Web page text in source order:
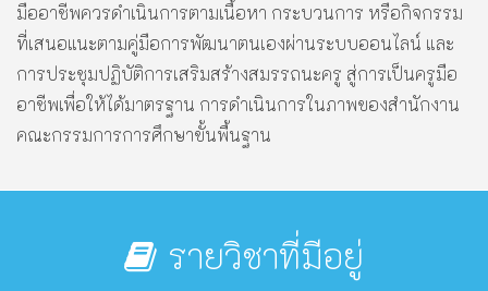
มืออาชีพควรดำเนินการตามเนื้อหา กระบวนการ หรือกิจกรรม
ที่เสนอแนะตามคู่มือการพัฒนาตนเองผ่านระบบออนไลน์ และ
การประชุมปฏิบัติการเสริมสร้างสมรรถนะครู สู่การเป็นครูมือ
อาชีพเพื่อให้ได้มาตรฐาน การดำเนินการในภาพของสำนักงาน
คณะกรรมการการศึกษาขั้นพื้นฐาน
รายวิชาที่มีอยู่